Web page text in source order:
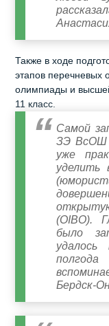
Также в ходе
этапов
олимпиады и
11 класс.
Самой
ЗЭ ВсОШ
уже
уделить
(OIBO).
было
Бердск-